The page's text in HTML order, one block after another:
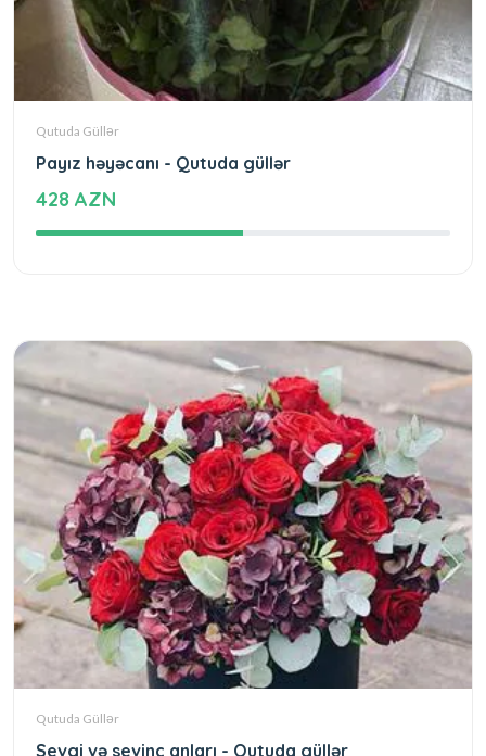
Qutuda Güllər
Payız həyəcanı - Qutuda güllər
428 AZN
Qutuda Güllər
Sevgi və sevinc anları - Qutuda güllər